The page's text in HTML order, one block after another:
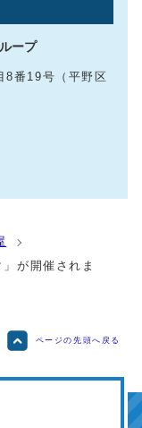
ープ
番19号（平野区
が開催されま
ページの先頭へ戻る